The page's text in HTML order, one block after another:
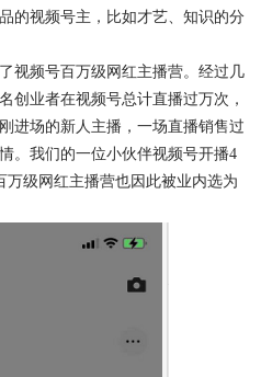
的视频号主，比如才艺、知识的分
视频号百万级网红主播营。经过几
创业者在视频号总计直播过万次，
进场的新人主播，一场直播销售过
。我们的一位小伙伴视频号开播4
万级网红主播营也因此被业内选为